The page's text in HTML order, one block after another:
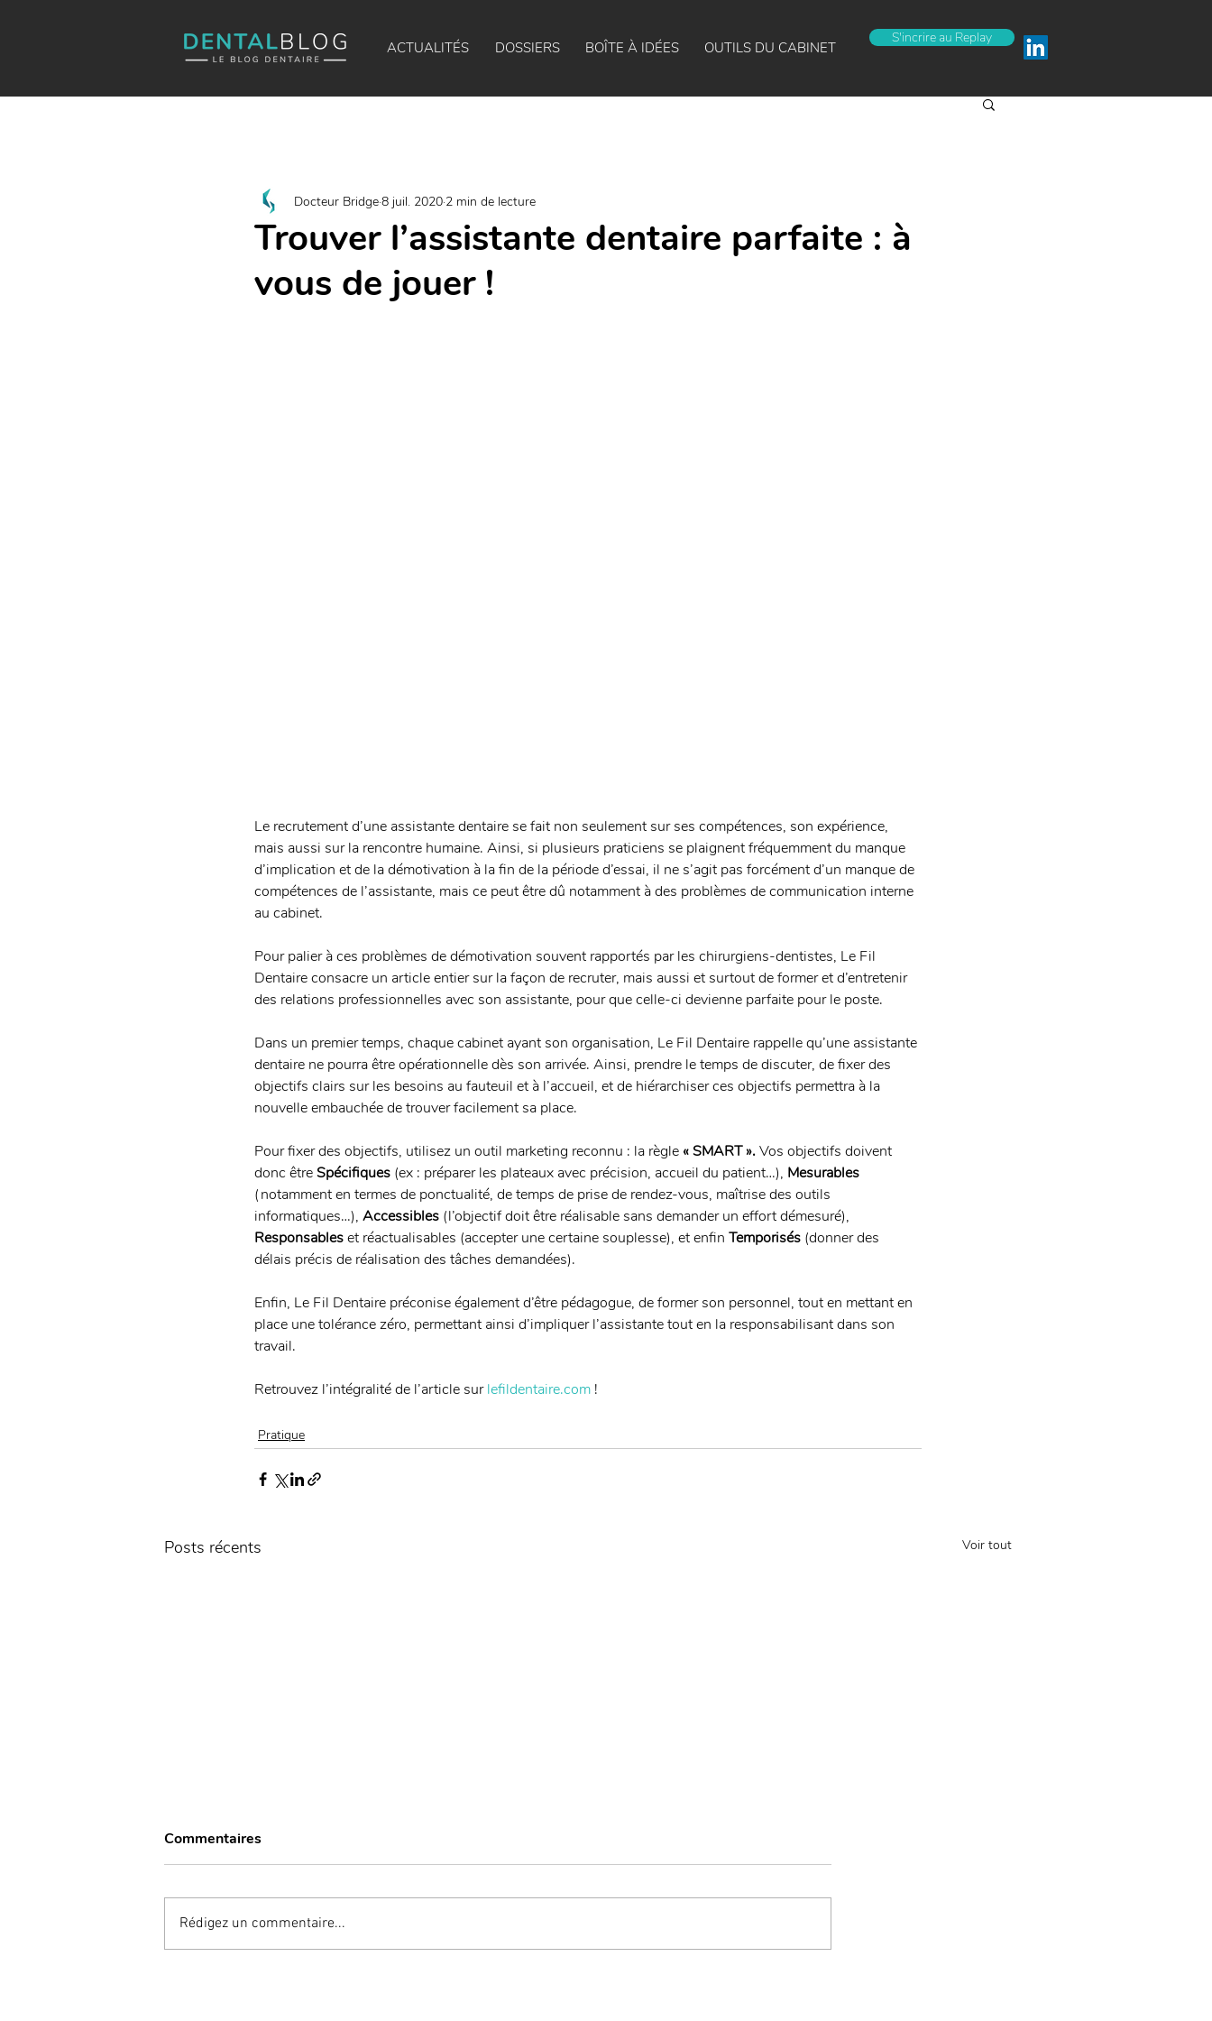
ACTUALITÉS DOSSIERS BOÎTE À IDÉES OUTILS DU CABINET
S'incrire au Replay
Trouver l’assistante dentaire parfaite : à
vous de jouer !
Docteur Bridge8 juil. 2020 2 min de lecture
Le recrutement d’une assistante dentaire se fait non seulement sur ses compétences, son expérience,
mais aussi sur la rencontre humaine. Ainsi, si plusieurs praticiens se plaignent fréquemment du manque
d’implication et de la démotivation à la fin de la période d’essai, il ne s’agit pas forcément d’un manque de
compétences de l’assistante, mais ce peut être dû notamment à des problèmes de communication interne
au cabinet.
Pour palier à ces problèmes de démotivation souvent rapportés par les chirurgiens-dentistes, Le Fil
Dentaire consacre un article entier sur la façon de recruter, mais aussi et surtout de former et d’entretenir
des relations professionnelles avec son assistante, pour que celle-ci devienne parfaite pour le poste.
Dans un premier temps, chaque cabinet ayant son organisation, Le Fil Dentaire rappelle qu’une assistante
dentaire ne pourra être opérationnelle dès son arrivée. Ainsi, prendre le temps de discuter, de fixer des
objectifs clairs sur les besoins au fauteuil et à l’accueil, et de hiérarchiser ces objectifs permettra à la
nouvelle embauchée de trouver facilement sa place.
Pour fixer des objectifs, utilisez un outil marketing reconnu : la règle « SMART ». Vos objectifs doivent
donc être Spécifiques (ex : préparer les plateaux avec précision, accueil du patient…), Mesurables
(notamment en termes de ponctualité, de temps de prise de rendez-vous, maîtrise des outils
informatiques…), Accessibles (l’objectif doit être réalisable sans demander un effort démesuré),
Responsables et réactualisables (accepter une certaine souplesse), et enfin Temporisés (donner des
délais précis de réalisation des tâches demandées).
Enfin, Le Fil Dentaire préconise également d’être pédagogue, de former son personnel, tout en mettant en
place une tolérance zéro, permettant ainsi d’impliquer l’assistante tout en la responsabilisant dans son
travail.
Retrouvez l’intégralité de l’article sur lefildentaire.com !
Pratique
Posts récents Voir tout
Commentaires
Rédigez un commentaire...